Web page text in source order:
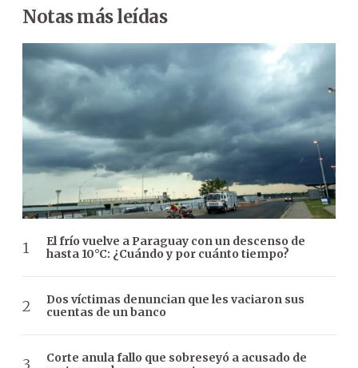
Notas más leídas
El frío vuelve a Paraguay con un descenso de
hasta 10°C: ¿Cuándo y por cuánto tiempo?
Dos víctimas denuncian que les vaciaron sus
cuentas de un banco
Corte anula fallo que sobreseyó a acusado de